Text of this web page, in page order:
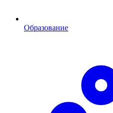
Образование